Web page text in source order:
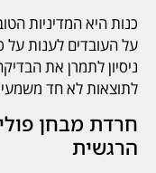
כנות היא המדיניות
על העובדים לענות על
ניסיון לתמרן את
לתוצאות לא חד
חרדת מבחן
הרגשית